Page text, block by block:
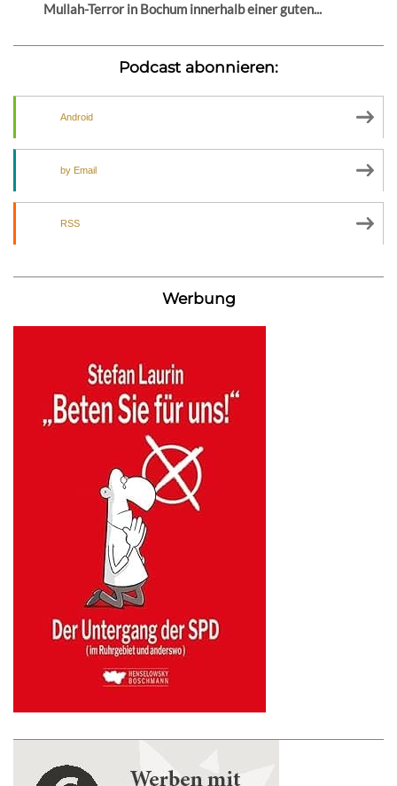
Mullah-Terror in Bochum innerhalb einer guten...
Podcast abonnieren:
Android
by Email
RSS
Werbung